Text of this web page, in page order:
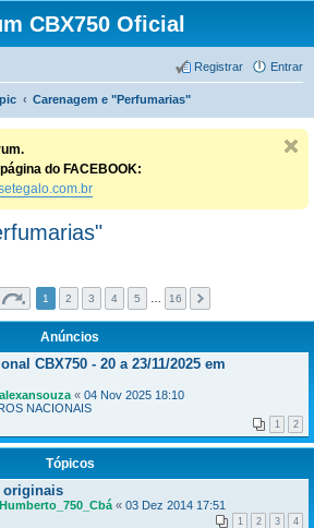
CBX750 Oficial
Entrar
Registrar
Carenagem e "Perfumarias"
do FACEBOOK:
1 2 3 4 5 16
Anúncios
CBX750 - 20 a 23/11/2025 em
alexansouza « 04 Nov 2025 18:10
NACIONAIS
1 2
Tópicos
originais
Humberto_750_Cbá « 03 Dez 2014 17:51
1 2 3 4